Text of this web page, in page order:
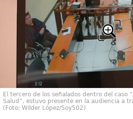
El tercero de los señalados dentro del caso
Salud", estuvo presente en la audiencia a
(Foto: Wilder López/Soy502)